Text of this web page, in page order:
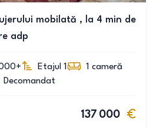
mobilată , la 4 min de
adp
Etajul 1 1 cameră
Decomandat
137 000